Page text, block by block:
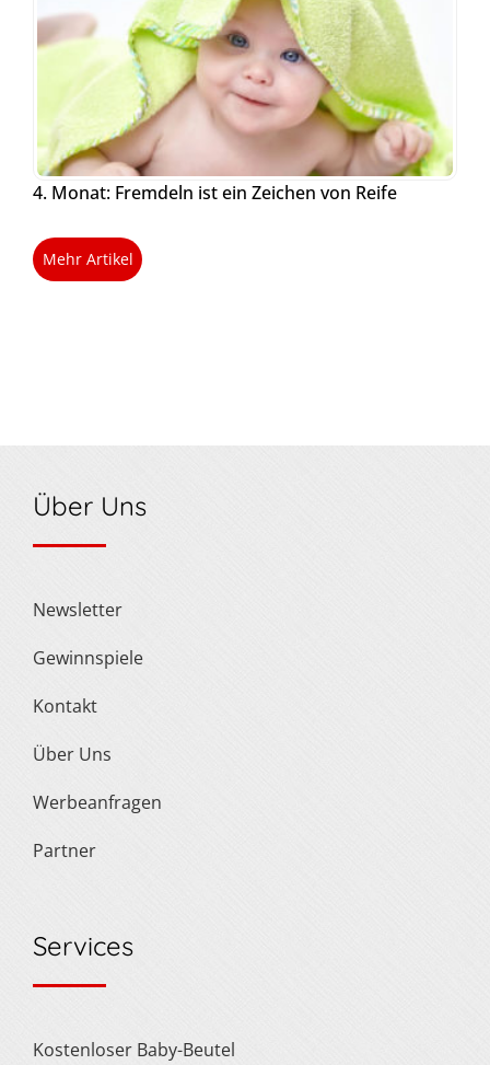
4. Monat: Fremdeln ist ein Zeichen von Reife
Mehr Artikel
Über Uns
Newsletter
Gewinnspiele
Kontakt
Über Uns
Werbeanfragen
Partner
Services
Kostenloser Baby-Beutel